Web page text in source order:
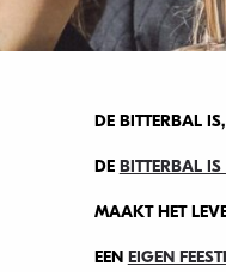
DE BITTERBAL
DE BITTERBAL
MAAKT HET
EEN EIGEN